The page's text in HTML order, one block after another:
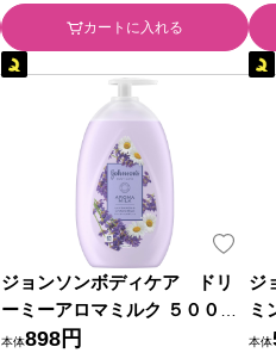
カートに入れる
ジョンソンボディケア ドリ
ーミーアロマミルク ５００ｍ
ｌ ＪＮＴＬコンシューマーヘ
本体898円
ジ
ミ
ン
本体